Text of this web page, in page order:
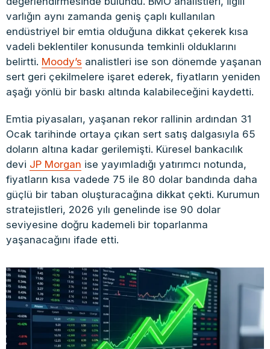
varlığın aynı zamanda geniş çaplı kullanılan
endüstriyel bir emtia olduğuna dikkat çekerek kısa
vadeli beklentiler konusunda temkinli olduklarını
belirtti. Moody’s analistleri ise son dönemde yaşanan
sert geri çekilmelere işaret ederek, fiyatların yeniden
aşağı yönlü bir baskı altında kalabileceğini kaydetti.
Emtia piyasaları, yaşanan rekor rallinin ardından 31
Ocak tarihinde ortaya çıkan sert satış dalgasıyla 65
doların altına kadar gerilemişti. Küresel bankacılık
devi JP Morgan ise yayımladığı yatırımcı notunda,
fiyatların kısa vadede 75 ile 80 dolar bandında daha
güçlü bir taban oluşturacağına dikkat çekti. Kurumun
stratejistleri, 2026 yılı genelinde ise 90 dolar
seviyesine doğru kademeli bir toparlanma
yaşanacağını ifade etti.